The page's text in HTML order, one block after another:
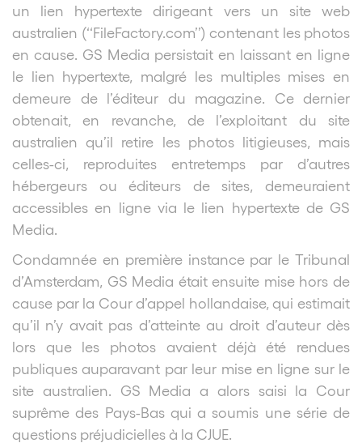
un lien hypertexte dirigeant vers un site web
australien (‘‘FileFactory.com’’) contenant les photos
en cause. GS Media persistait en laissant en ligne
le lien hypertexte, malgré les multiples mises en
demeure de l’éditeur du magazine. Ce dernier
obtenait, en revanche, de l’exploitant du site
australien qu’il retire les photos litigieuses, mais
celles-ci, reproduites entretemps par d’autres
hébergeurs ou éditeurs de sites, demeuraient
accessibles en ligne via le lien hypertexte de GS
Media.
Condamnée en première instance par le Tribunal
d’Amsterdam, GS Media était ensuite mise hors de
cause par la Cour d’appel hollandaise, qui estimait
qu’il n’y avait pas d’atteinte au droit d’auteur dès
lors que les photos avaient déjà été rendues
publiques auparavant par leur mise en ligne sur le
site australien. GS Media a alors saisi la Cour
suprême des Pays-Bas qui a soumis une série de
questions préjudicielles à la CJUE.